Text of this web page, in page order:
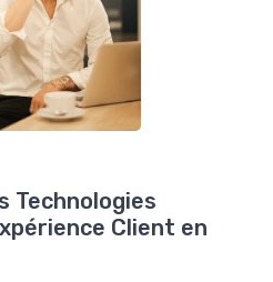
Technologies
Client en